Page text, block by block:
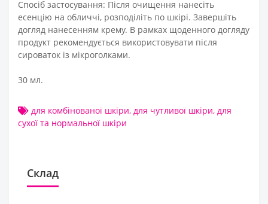
Спосіб застосування: Після очищення нанесіть
есенцію на обличчі, розподіліть по шкірі. Завершіть
догляд нанесенням крему. В рамках щоденного догляду
продукт рекомендується використовувати після
сироваток із мікроголками.
30 мл.
для комбінованої шкіри, для чутливої шкіри, для
сухої та нормальної шкіри
Склад